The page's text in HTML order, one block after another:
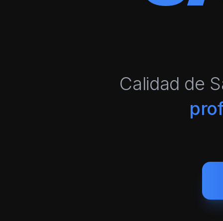
Calidad de